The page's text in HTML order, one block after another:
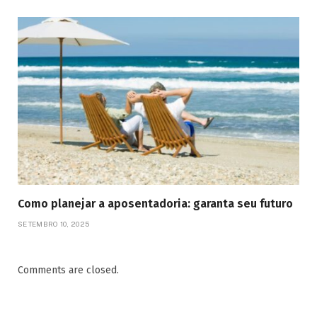
Como planejar a aposentadoria: garanta seu futuro
SETEMBRO 10, 2025
Comments are closed.